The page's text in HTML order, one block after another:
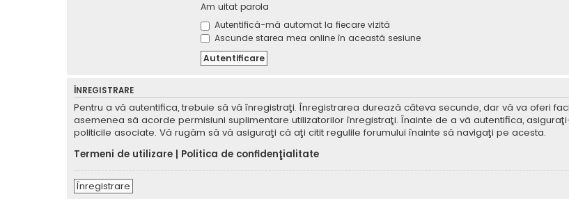
Am uitat parola
Autentifică-mă automat la fiecare vizită
Ascunde starea mea online în această sesiune
ÎNREGISTRARE
Pentru a vă autentifica, trebuie să vă înregistraţi. Înregistrarea durează câteva secunde, dar vă va oferi
asemenea să acorde permisiuni suplimentare utilizatorilor înregistraţi. Înainte de a vă autentifica,
politicile asociate. Vă rugăm să vă asiguraţi că aţi citit regulile forumului înainte să navigaţi pe acesta.
Termeni de utilizare
Politica de confidenţialitate
Înregistrare